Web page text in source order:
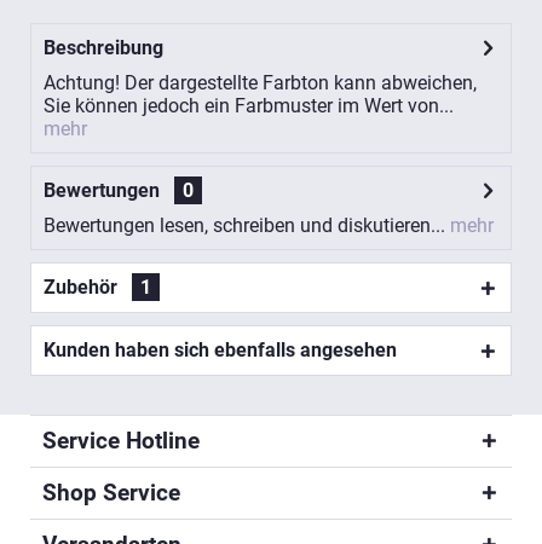
Beschreibung
Achtung! Der dargestellte Farbton kann abweichen,
Sie können jedoch ein Farbmuster im Wert von...
mehr
Bewertungen
0
Bewertungen lesen, schreiben und diskutieren... mehr
Zubehör 1
Kunden haben sich ebenfalls angesehen
Service Hotline
Shop Service